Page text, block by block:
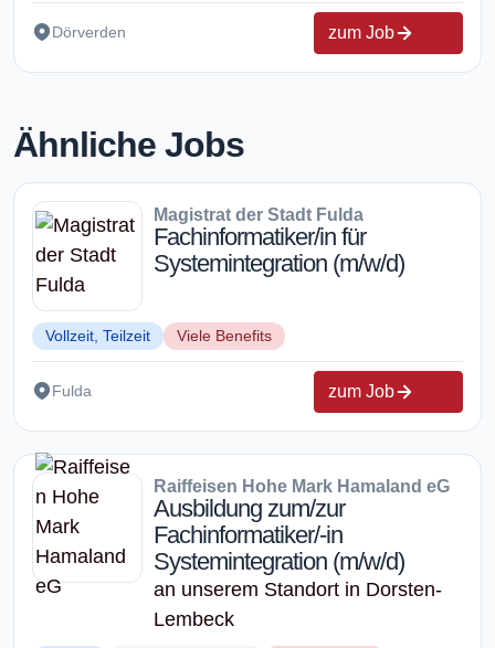
Dörverden zum Job
Ähnliche Jobs
Magistrat der Stadt Fulda
Fachinformatiker/in für
Systemintegration (m/w/d)
Vollzeit, Teilzeit Viele Benefits
Fulda zum Job
Raiffeisen Hohe Mark Hamaland eG
Ausbildung zum/zur
Fachinformatiker/-in
Systemintegration (m/w/d)
an unserem Standort in Dorsten-
Lembeck